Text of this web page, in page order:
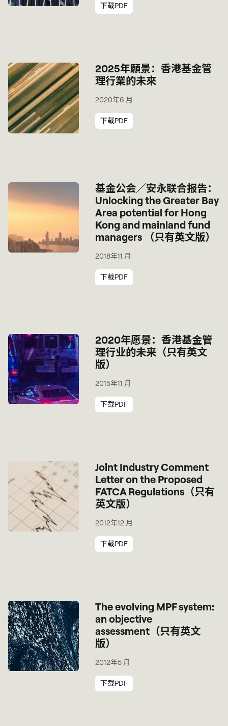
下载PDF
2025年願景：香港基金管
理行業的未來
2020年6 月
下载PDF
基金公会／安永联合报告：
Unlocking the Greater Bay
Area potential for Hong
Kong and mainland fund
managers （只有英文版）
2018年11 月
下载PDF
2020年愿景：香港基金管
理行业的未来（只有英文
版）
2015年11 月
下载PDF
Joint Industry Comment
Letter on the Proposed
FATCA Regulations（只有
英文版）
2012年12 月
下载PDF
The evolving MPF system:
an objective
assessment（只有英文
版）
2012年5 月
下载PDF